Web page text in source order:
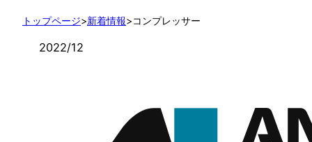
トップページ>新着情報>コンプレッサー
2022/12